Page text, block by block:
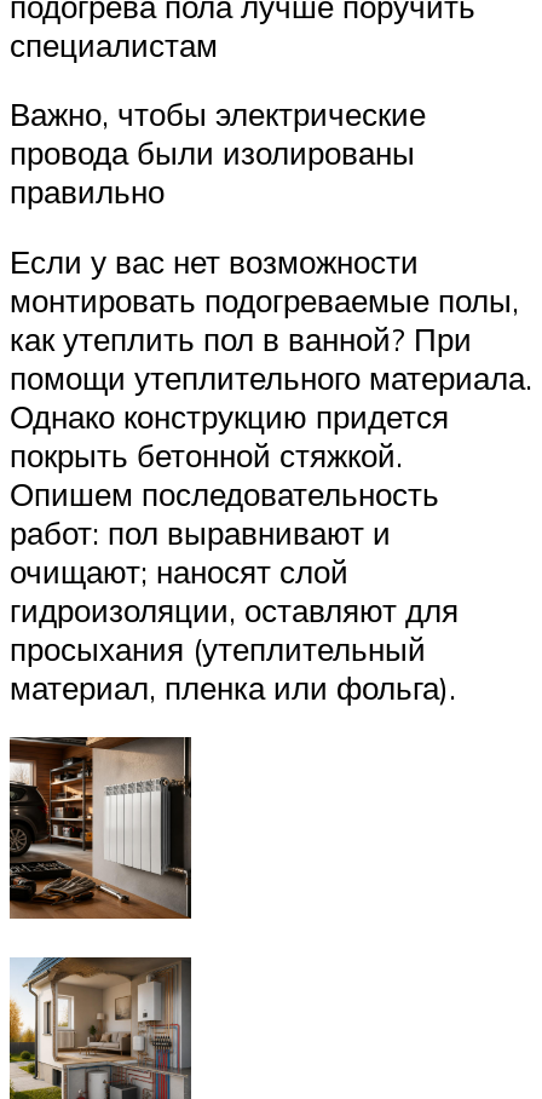
специалистам
Важно, чтобы электрические
провода были изолированы
правильно
Если у вас нет возможности
монтировать подогреваемые полы,
как утеплить пол в ванной? При
помощи утеплительного материала.
Однако конструкцию придется
покрыть бетонной стяжкой.
Опишем последовательность
работ: пол выравнивают и
очищают; наносят слой
гидроизоляции, оставляют для
просыхания (утеплительный
материал, пленка или фольга).